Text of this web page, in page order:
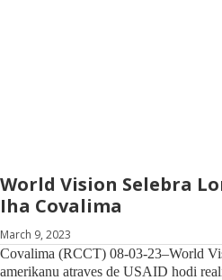
World Vision Selebra
Iha Covalima
March 9, 2023
Covalima (RCCT) 08-03-23–World
amerikanu atraves de USAID hodi